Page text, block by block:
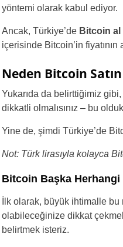
yöntemi olarak kabul ediyor.
Ancak, Türkiye’de Bitcoin al
içerisinde Bitcoin’in
Neden Bitcoin Satın
Yukarıda da belirttiğimiz gibi,
dikkatli olmalısınız – bu
Yine de, şimdi Türkiye’de
Not: Türk lirasıyla kolayca
Bitcoin Başka Herhangi
İlk olarak, büyük ihtimalle
olabileceğinize dikkat
belirtmek isteriz.